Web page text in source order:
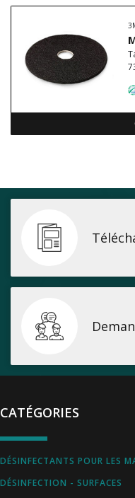
Tampon à décaper à haut rendement
CATÉGORIES
DÉSINFECTANTS POUR LES
DÉSINFECTION - SURFACES